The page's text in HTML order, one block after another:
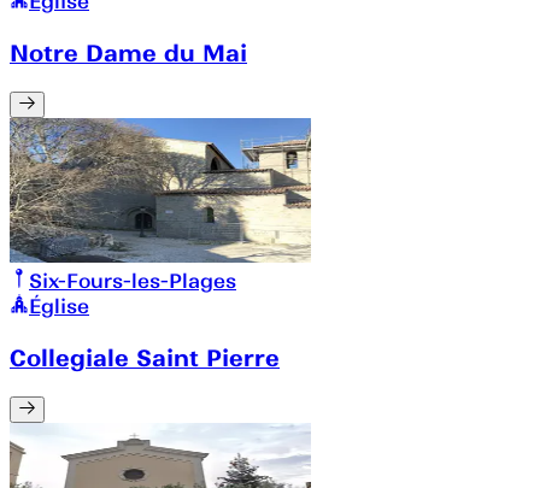
Notre Dame du Mai
Six-Fours-les-Plages
Église
Collegiale Saint Pierre